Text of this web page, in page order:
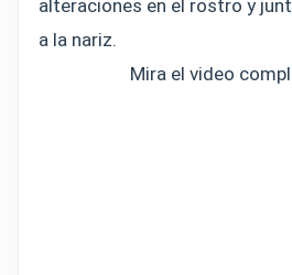
alteraciones en el rostro y
a la nariz.
Mira el video